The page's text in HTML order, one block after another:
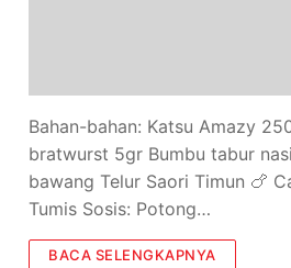
Bahan-bahan: Katsu Amazy
bratwurst 5gr Bumbu tabur
bawang Telur Saori Timun 🍗
Tumis Sosis: Potong…
BACA SELENGKAPNYA